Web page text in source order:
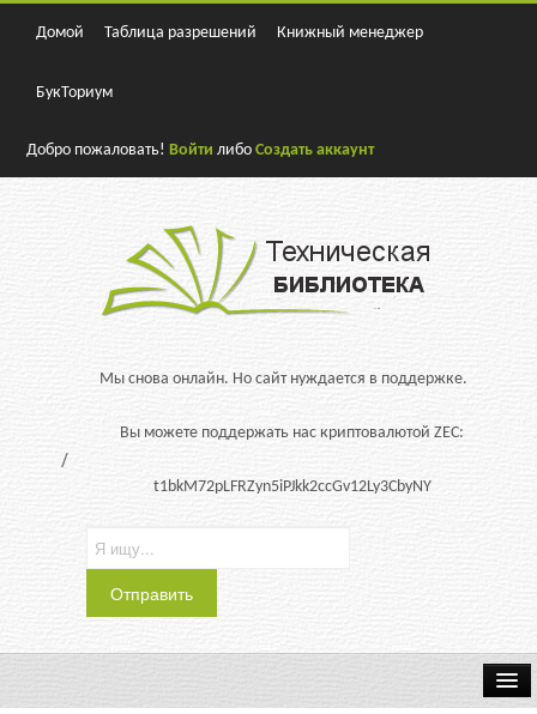
Домой Таблица разрешений Книжный менеджер
БукТориум
Добро пожаловать!Войти либоСоздать аккаунт
Мы снова онлайн. Но сайт нуждается в поддержке.
Вы можете поддержать нас криптовалютой ZEC:
t1bkM72pLFRZyn5iPJkk2ccGv12Ly3CbyNY